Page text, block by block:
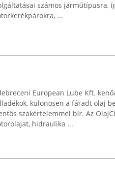
számos járműtípusra,
...
European Lube Kft.
különösen a fáradt olaj
szakértelemmel bír. Az
hidraulika ...